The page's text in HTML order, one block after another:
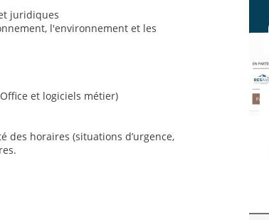
juridiques
l'environnement et les
et logiciels métier)
horaires (situations d’urgence,